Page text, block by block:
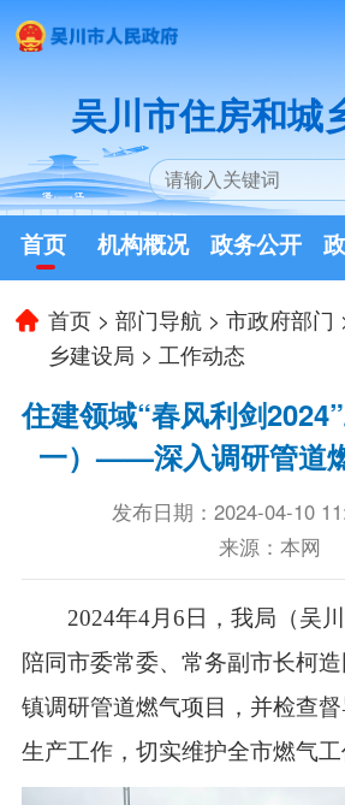
吴川市住房和城
首页 机构概况 政务公开
首页 >部门导航 >市政府部门
乡建设局 > 工作动态
住建领域“春风利剑
一）——深入调研管道
发布日期：2024-04-10
来源：本网
2024年4月6日，我局（吴川
陪同市委常委、常务副市长柯
镇调研管道燃气项目，并检查
生产工作，切实维护全市燃气工